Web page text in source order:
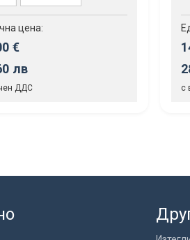
цена:
€
лв
ДДС с